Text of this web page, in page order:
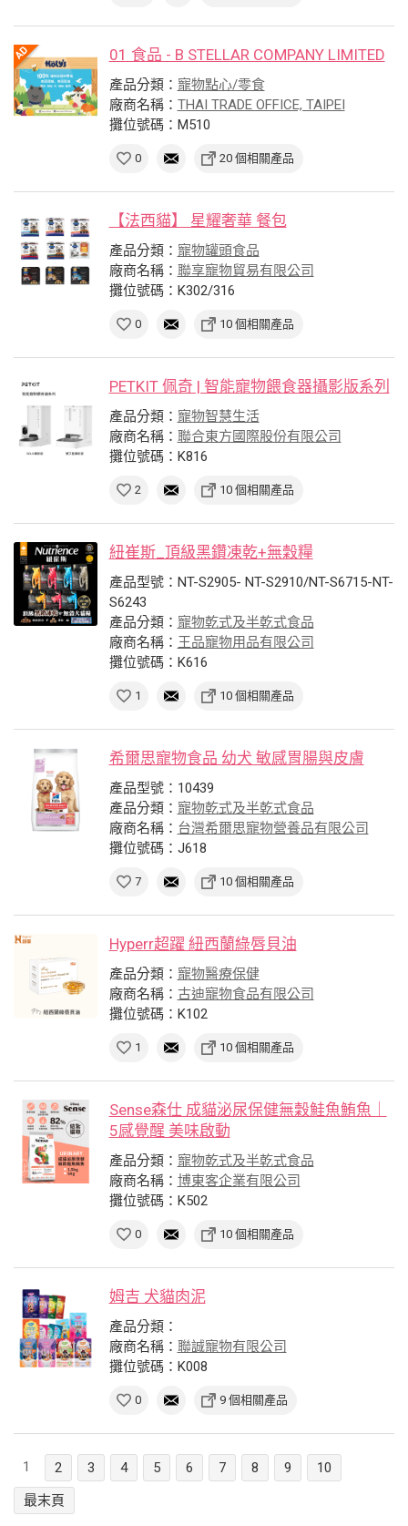
01 食品 - B STELLAR COMPANY LIMITED
產品分類： 寵物點心/零食
廠商名稱： THAI TRADE OFFICE, TAIPEI
攤位號碼：M510
0 20 個相關產品
【法西貓】 星耀奢華 餐包
產品分類： 寵物罐頭食品
廠商名稱： 聯享寵物貿易有限公司
攤位號碼：K302/316
0 10 個相關產品
PETKIT 佩奇 | 智能寵物餵食器攝影版系列
產品分類： 寵物智慧生活
廠商名稱： 聯合東方國際股份有限公司
攤位號碼：K816
2 10 個相關產品
紐崔斯_頂級黑鑽凍乾+無穀糧
產品型號：NT-S2905- NT-S2910/NT-S6715-NT-
S6243
產品分類： 寵物乾式及半乾式食品
廠商名稱： 王品寵物用品有限公司
攤位號碼：K616
1 10 個相關產品
希爾思寵物食品 幼犬 敏感胃腸與皮膚
產品型號：10439
產品分類： 寵物乾式及半乾式食品
廠商名稱： 台灣希爾思寵物營養品有限公司
攤位號碼：J618
7 10 個相關產品
Hyperr超躍 紐西蘭綠唇貝油
產品分類： 寵物醫療保健
廠商名稱： 古迪寵物食品有限公司
攤位號碼：K102
1 10 個相關產品
Sense森仕 成貓泌尿保健無穀鮭魚鮪魚｜
5感覺醒 美味啟動
產品分類： 寵物乾式及半乾式食品
廠商名稱： 博東客企業有限公司
攤位號碼：K502
0 10 個相關產品
姆吉 犬貓肉泥
產品分類：
廠商名稱： 聯誠寵物有限公司
攤位號碼：K008
0 9 個相關產品
1 2 3 4 5 6 7 8 9
10
最末頁